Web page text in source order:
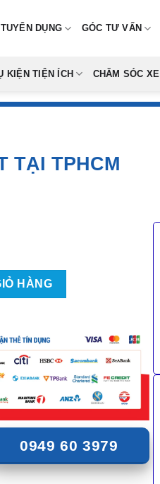
TUYỂN DỤNG GÓC TƯ VẤN
KIỆN TIỆN ÍCH CHĂM SÓC XE
TẠI TPHCM
số lượng
HÀNG
0949 60 3979